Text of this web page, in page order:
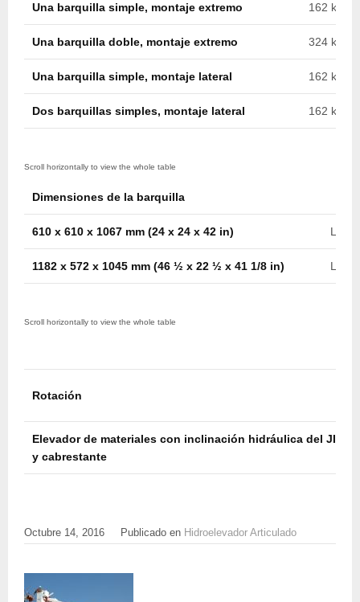
Una barquilla simple, montaje extremo 162 kg
Una barquilla doble, montaje extremo 324 kg
Una barquilla simple, montaje lateral 162 kg
Dos barquillas simples, montaje lateral 162 kg c/
Dimensiones de la barquilla
610 x 610 x 1067 mm (24 x 24 x 42 in)
1182 x 572 x 1045 mm (46 ½ x 22 ½ x 41 1/8 in)
Rotación
Elevador de materiales con inclinación hidráulica del JIB
y cabrestante
Octubre 14, 2016 Publicado en Hidroelevador Articulado